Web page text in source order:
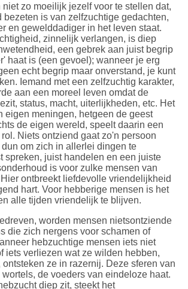
over kamma
dat de Boeddha het meest
vele toespraken die hij hield, betreft
het kamma dat wij maken is waar 'de
en dus onze koers (kammapatha
de Boeddha kamma zo benadrukte,
belangrijk dat we goed kennis
belangrijkste aspecten die hier
Maar eerst zullen we wat
uit de weg ruimen. Over heel de
namelijk verkeerde vertalingen voor
met een beperkt inzicht in de
groepen van de vijf groepen van
) behelzen het
oftewel de geest (mano). Door de
geest' kan makkelijk onduidelijkheid
één van die mentale groepen is
) wat ook wel 'de geest' wordt
wordt ook wel uitgelegd als
manovoor meer).
hebben de geest
)) als hun voorloper in die zin
het meest dominant is. Het is ook de
niet zo moeilijk jezelf voor te stellen dat,
bezeten is van zelfzuchtige gedachten,
en gewelddadiger in het leven staat.
zinnelijk verlangen, is diep
een gebrek aan juist begrip
haat is (een gevoel); wanneer je erg
echt begrip maar onverstand, je kunt
Iemand met een zelfzuchtig karakter,
aan een moreel leven omdat de
status, macht, uiterlijkheden, etc. Het
eigen meningen, hetgeen de geest
de eigen wereld, speelt daarin een
Niets ontziend gaat zo'n persoon
om zich in allerlei dingen te
spreken, juist handelen en een juiste
is voor zulke mensen van
ontbreekt liefdevolle vriendelijkheid
hart. Voor hebberige mensen is het
alle tijden vriendelijk te blijven.
worden mensen nietsontziende
die zich nergens voor schamen of
hebzuchtige mensen iets niet
iets verliezen wat ze wilden hebben,
ze in razernij. Deze sferen van
de voeders van eindeloze haat.
diep zit, steekt het